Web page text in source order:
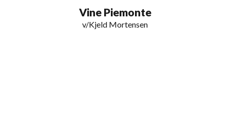
Vine Piemonte
v/Kjeld Mortensen